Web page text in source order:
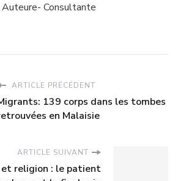
Auteure- Consultante
ARTICLE PRÉCÉDENT
139 corps dans les tombes
en Malaisie
ARTICLE SUIVANT
religion : le patient